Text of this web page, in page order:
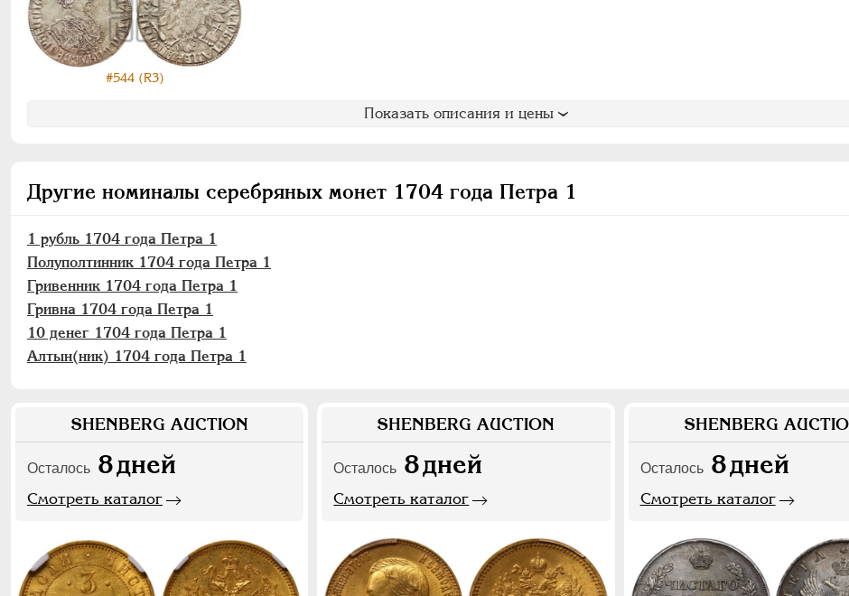
#544 (R3)
Показать описания и цены
Другие номиналы серебряных монет 1704 года Петра 1
1 рубль 1704 года Петра 1
Полуполтинник 1704 года Петра 1
Гривенник 1704 года Петра 1
Гривна 1704 года Петра 1
10 денег 1704 года Петра 1
Алтын(ник) 1704 года Петра 1
SHENBERG AUCTION
Осталось 8дней
Смотреть каталог
SHENBERG AUCTION
Осталось 8дней
Смотреть каталог
SHENBERG
Осталось 8дней
Смотреть каталог